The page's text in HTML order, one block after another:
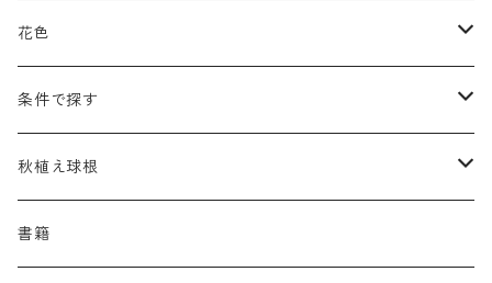
アストランティア
アデノフォラ
クランベ
サングイソルバ
タナケツム
タリクトルム
ナ行
ネペタ
ハ行
パエオニア
バプティシア
マ行
ムクゲニア
ラ行
アルンクス
キレンゲショウマ
ティアレラ
ドイツスズラン
ハ行
ブルネラ
プルモナリア
マ行
メルテンシア
ラ行
ランプロカプノス
シダ類
カスマンティウム
カレクス
サ行
スティパ
セスレリア
タ行
デスカンプシア
ハ行
ハコネクロア
マ行
ハマナシの交配種（HRg）
ランブラー
クライマー
半つる
花色
黒
青
緑
条件で探す
蜜源植物
グランドカバーにも良い植物
秋植え球根
アリウム
書籍